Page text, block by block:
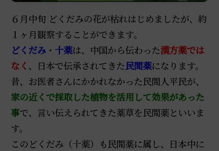
６月中旬 どくだみの花が枯れはじめましたが、約
１ヶ月観察することができます。
どくだみ・ 十薬は、中国から伝わった漢方薬では
なく 、日本で伝承されてきた民間薬になります。
昔、お医者さんにかかれなかった民間人平民が、
家の近くで採取した植物を活用して効果があった
事で、言い伝えられてきた薬草を民間薬といいま
す。
このどくだみ（十薬）も民間薬に属し、日本中に